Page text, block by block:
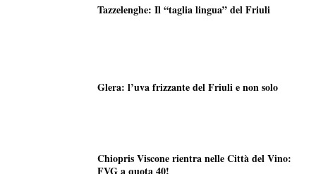
Tazzelenghe: Il “taglia lingua” del Friuli
Glera: l’uva frizzante del Friuli e non solo
Chiopris Viscone rientra nelle Città del Vino:
FVG a quota 40!